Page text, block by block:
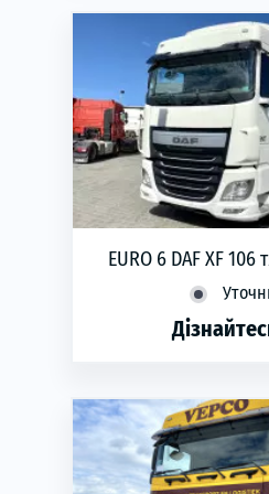
EURO 6 DAF XF 106
Рік виготовлення:2014
Об'єм двигуна: 12.9
Коробка передач: